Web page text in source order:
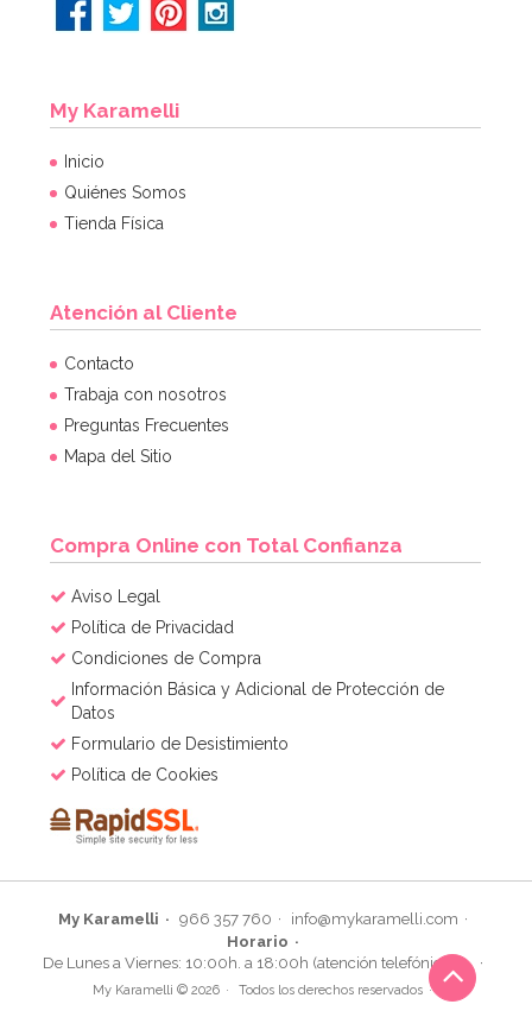
My Karamelli
Inicio
Quiénes Somos
Tienda Física
Atención al Cliente
Contacto
Trabaja con nosotros
Preguntas Frecuentes
Mapa del Sitio
Compra Online con Total Confianza
Aviso Legal
Política de Privacidad
Condiciones de Compra
Información Básica y Adicional de Protección de
Datos
Formulario de Desistimiento
Política de Cookies
My Karamelli 966 357 760
info@mykaramelli.com
Horario
De Lunes a Viernes: 10:00h. a 18:00h (atención telefónica)
My Karamelli © 2026 Todos los derechos reservados